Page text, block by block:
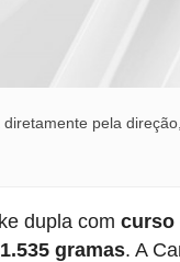
pela
dupla comcurso
gramas. A